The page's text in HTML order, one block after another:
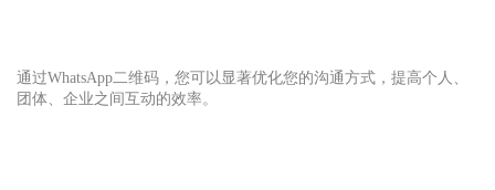
通过WhatsApp二维码，您可以显著优化您的沟通方式，提高个人、
团体、企业之间互动的效率。